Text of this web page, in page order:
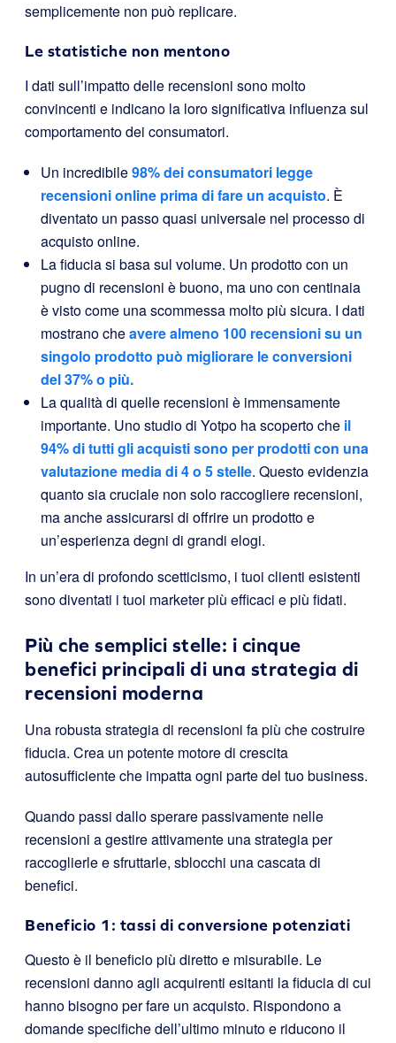
semplicemente non può replicare.
Le statistiche non mentono
I dati sull’impatto delle recensioni sono molto
convincenti e indicano la loro significativa influenza sul
comportamento dei consumatori.
Un incredibile98% dei consumatori legge
recensioni online prima di fare un acquisto. È
diventato un passo quasi universale nel processo di
acquisto online.
La fiducia si basa sul volume. Un prodotto con un
pugno di recensioni è buono, ma uno con centinaia
è visto come una scommessa molto più sicura. I dati
mostrano cheavere almeno 100 recensioni su un
singolo prodotto può migliorare le conversioni
del 37% o più.
La qualità di quelle recensioni è immensamente
importante. Uno studio di Yotpo ha scoperto che il
94% ditutti gli acquisti sono per prodotti con una
valutazione media di 4 o 5 stelle. Questo evidenzia
quanto sia cruciale non solo raccogliere recensioni,
ma anche assicurarsi di offrire un prodotto e
un’esperienza degni di grandi elogi.
In un’era di profondo scetticismo, i tuoi clienti esistenti
sono diventati i tuoi marketer più efficaci e più fidati.
Più che semplici stelle: i cinque
benefici principali di una strategia di
recensioni moderna
Una robusta strategia di recensioni fa più che costruire
fiducia. Crea un potente motore di crescita
autosufficiente che impatta ogni parte del tuo business.
Quando passi dallo sperare passivamente nelle
recensioni a gestire attivamente una strategia per
raccoglierle e sfruttarle, sblocchi una cascata di
benefici.
Beneficio 1: tassi di conversione potenziati
Questo è il beneficio più diretto e misurabile. Le
recensioni danno agli acquirenti esitanti la fiducia di cui
hanno bisogno per fare un acquisto. Rispondono a
domande specifiche dell’ultimo minuto e riducono il